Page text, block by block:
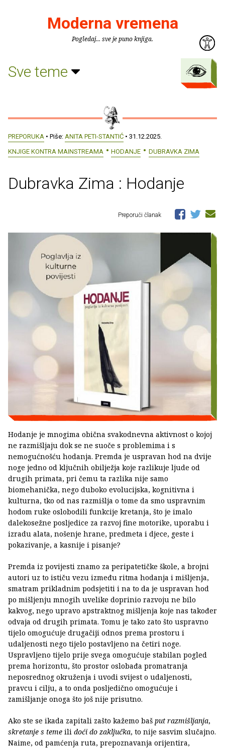
Moderna vremena
Pogledaj... sve je puno knjiga.
Sve teme
PREPORUKA • Piše: ANITA PETI-STANTIĆ • 31.12.2025.
KNJIGE KONTRA MAINSTREAMA
HODANJE DUBRAVKA ZIMA
Dubravka Zima : Hodanje
Preporuči članak
Hodanje je mnogima obična svakodnevna aktivnost o kojoj
ne razmišljaju dok se ne suoče s problemima i s
nemogućnošću hodanja. Premda je uspravan hod na dvije
noge jedno od ključnih obilježja koje razlikuje ljude od
drugih primata, pri čemu ta razlika nije samo
biomehanička, nego duboko evolucijska, kognitivna i
kulturna, tko od nas razmišlja o tome da smo uspravnim
hodom ruke oslobodili funkcije kretanja, što je imalo
dalekosežne posljedice za razvoj fine motorike, uporabu i
izradu alata, nošenje hrane, predmeta i djece, geste i
pokazivanje, a kasnije i pisanje?
Premda iz povijesti znamo za peripatetičke škole, a brojni
autori uz to ističu vezu između ritma hodanja i mišljenja,
smatram prikladnim podsjetiti i na to da je uspravan hod
po mišljenju mnogih uvelike doprinio razvoju ne bilo
kakvog, nego upravo apstraktnog mišljenja koje nas također
odvaja od drugih primata. Tomu je tako zato što uspravno
tijelo omogućuje drugačiji odnos prema prostoru i
udaljenosti nego tijelo postavljeno na četiri noge.
Uspravljeno tijelo prije svega omogućuje stabilan pogled
prema horizontu, što prostor oslobađa promatranja
neposrednog okruženja i uvodi svijest o udaljenosti,
pravcu i cilju, a to onda posljedično omogućuje i
zamišljanje onoga što još nije prisutno.
Ako ste se ikada zapitali zašto kažemo baš put razmišljanja,
skretanje s teme ili doći do zaključka, to nije sasvim slučajno.
Naime, od pamćenja ruta, prepoznavanja orijentira,